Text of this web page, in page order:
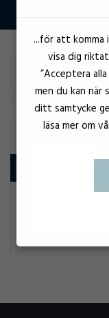
Filtrera
SNABBLIM /
...för att komma
visa dig
”Acceptera
men du kan när
ditt samtycke
läsa mer om